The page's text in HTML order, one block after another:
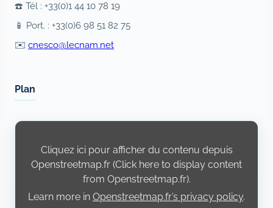
☎️ Tél : +33(0)1 44 10 78 19
📱 Port. : +33(0)6 98 51 82 75
✉️ cnesco@lecnam.net
Plan
Display
Openstreetmap.fr
Cliquez ici pour afficher du contenu depuis
Openstreetmap.fr (Click here to display content
from Openstreetmap.fr).
Learn more in Openstreetmap.fr’s privacy policy.